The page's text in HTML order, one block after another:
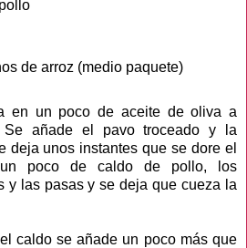
de arroz (medio paquete)
en un poco de aceite de oliva a
Se añade el pavo troceado y la
deja unos instantes que se dore el
poco de caldo de pollo, los
y las pasas y se deja que cueza la
caldo se añade un poco más que